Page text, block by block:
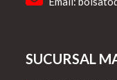
SUCURSAL